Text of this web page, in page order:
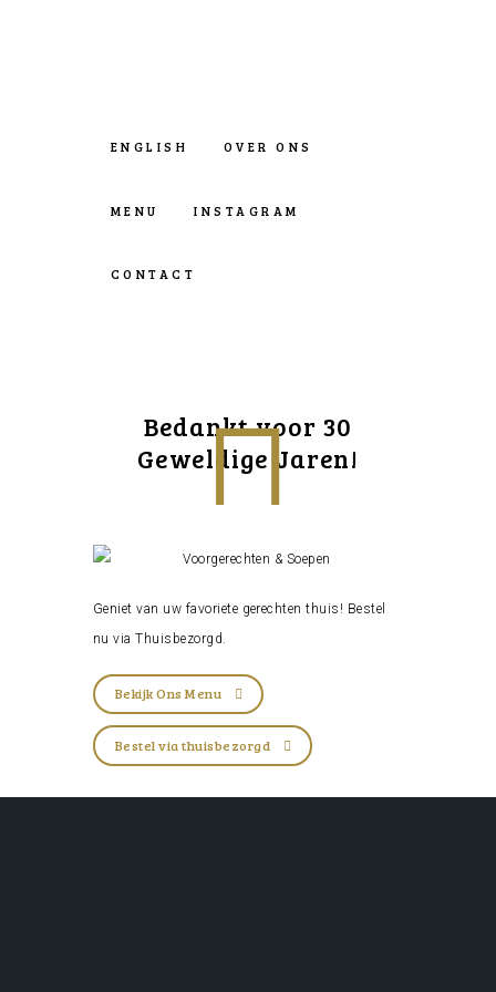
ENGLISH OVER ONS
MENU INSTAGRAM
CONTACT
Bedankt voor 30
Geweldige Jaren!
Geniet van uw favoriete gerechten thuis! Bestel
nu viaThuisbezorgd
Bekijk Ons Menu
Bestel via thuisbezorgd